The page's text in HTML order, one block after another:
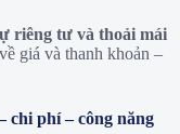
riêng tư và thoải mái
giá và thanh khoản –
chi phí – công năng